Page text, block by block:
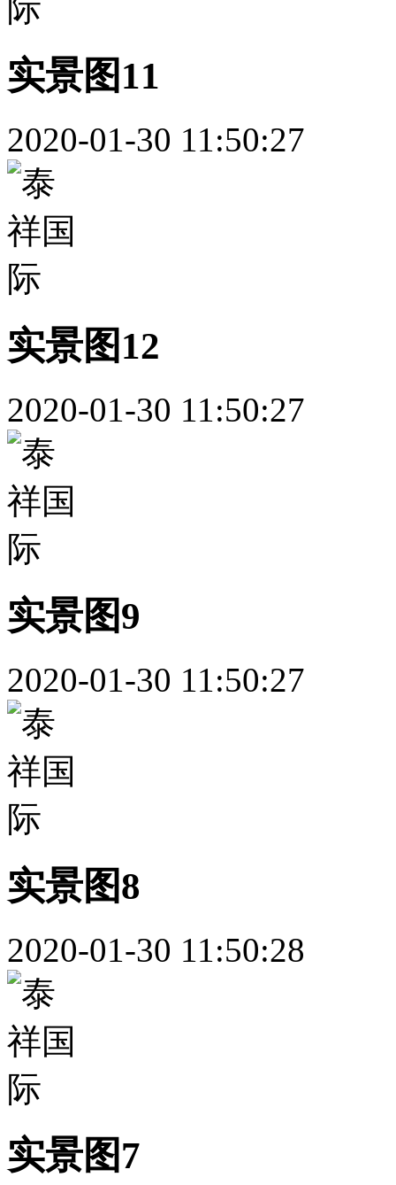
实景图11
2020-01-30 11:50:27
实景图12
2020-01-30 11:50:27
实景图9
2020-01-30 11:50:27
实景图8
2020-01-30 11:50:28
实景图7